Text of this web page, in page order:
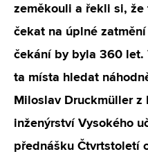
zeměkouli a řekli si,
čekat na úplné
čekání by byla 360 let.
ta místa hledat
Miloslav Druckmüller z
inženýrství Vysokého
přednášku Čtvrtstoletí